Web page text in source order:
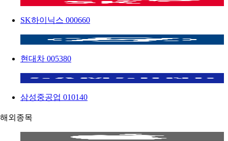
SK하이닉스 000660
현대차 005380
삼성중공업 010140
해외종목